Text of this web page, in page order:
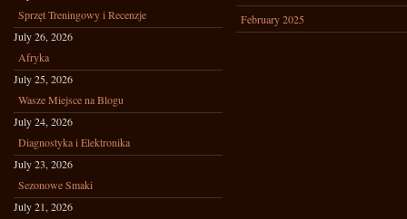
Sprzęt Treningowy i Recenzje
July 26, 2026
Afryka
July 25, 2026
Wasze Miejsce na Blogu
July 24, 2026
Diagnostyka i Elektronika
July 23, 2026
Sezonowe Smaki
July 21, 2026
February 2025